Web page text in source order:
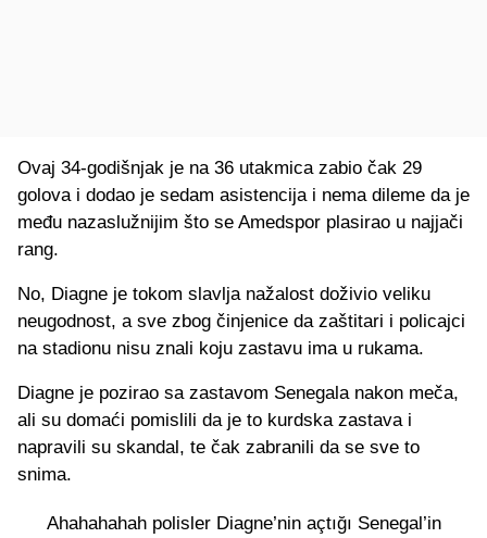
Ovaj 34-godišnjak je na 36 utakmica zabio čak 29
golova i dodao je sedam asistencija i nema dileme da je
među nazaslužnijim što se Amedspor plasirao u najjači
rang.
No, Diagne je tokom slavlja nažalost doživio veliku
neugodnost, a sve zbog činjenice da zaštitari i policajci
na stadionu nisu znali koju zastavu ima u rukama.
Diagne je pozirao sa zastavom Senegala nakon meča,
ali su domaći pomislili da je to kurdska zastava i
napravili su skandal, te čak zabranili da se sve to
snima.
Ahahahahah polisler Diagne’nin açtığı Senegal’in